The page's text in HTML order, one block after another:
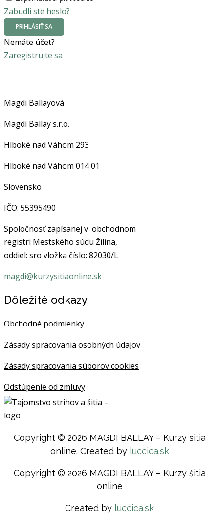
Zabudli ste heslo?
PRIHLÁSIŤ SA
Nemáte účet?
Zaregistrujte sa
Magdi Ballayová
Magdi Ballay s.r.o.
Hlboké nad Váhom 293
Hlboké nad Váhom 014 01
Slovensko
IČO: 55395490
Spoločnosťzapísanej v obchodnom
registri Mestského súdu Žilina,
oddiel: sro vložka číslo: 82030/L
magdi@kurzysitiaonline.sk
Dôležité odkazy
Obchodné podmienky
Zásady spracovania osobných údajov
Zásady spracovania súborov cookies
Odstúpenie od zmluvy
Copyright © 2026 MAGDI BALLAY – Kurzy šitia
online. Created by luccica.sk
Copyright © 2026 MAGDI BALLAY – Kurzy šitia
online
Created by luccica.sk